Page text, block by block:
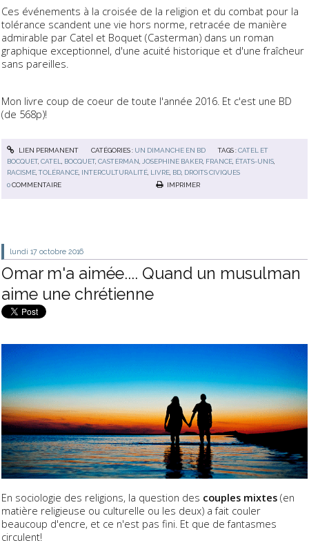
Ces événements à la croisée de la religion et du combat pour la
tolérance scandent une vie hors norme, retracée de manière
admirable par Catel et Boquet (Casterman) dans un roman
graphique exceptionnel, d'une acuité historique et d'une fraîcheur
sans pareilles.
Mon livre coup de coeur de toute l'année 2016. Et c'est une BD
(de 568p)!
LIEN PERMANENT CATÉGORIES : UN DIMANCHE EN BD TAGS :CATEL ET
BOCQUET,CATEL BOCQUET,CASTERMAN JOSEPHINE BAKER FRANCE ÉTATS-UNIS
RACISME ,TOLÉRANCE INTERCULTURALITÉ LIVRE BD DROITS CIVIQUES
0COMMENTAIRE IMPRIMER
lundi 17 octobre 2016
Omar m'a aimée.... Quand un musulman
aime une chrétienne
En sociologie des religions, la question des couples mixtes (en
matière religieuse ou culturelle ou les deux) a fait couler
beaucoup d'encre, et ce n'est pas fini. Et que de fantasmes
circulent!